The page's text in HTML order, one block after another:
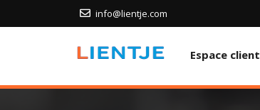
info@lientje.com
Espace client